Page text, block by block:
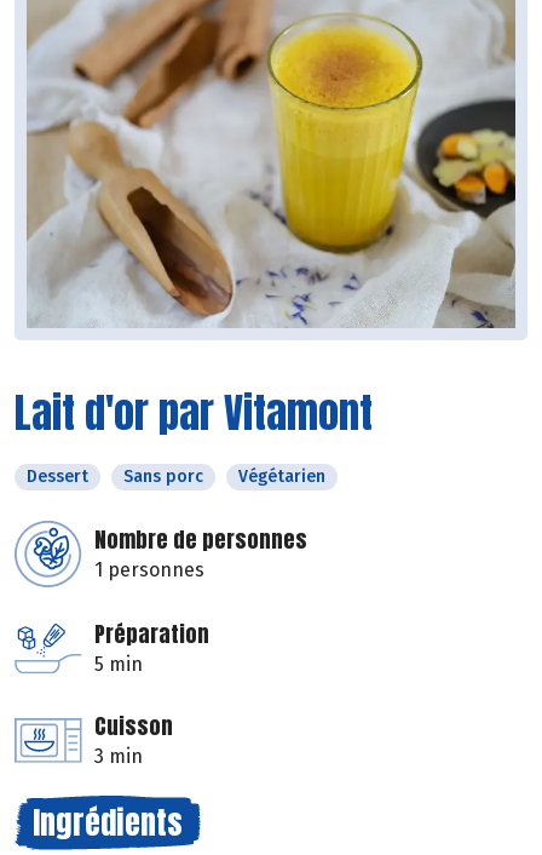
Lait d'or par Vitamont
Dessert Sans porc Végétarien
Nombre de personnes
1 personnes
Préparation
5 min
Cuisson
3 min
Ingrédients